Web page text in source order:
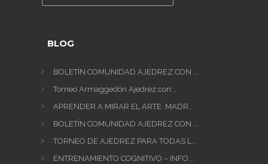
BLOG
BOLETÍN COMUNIDAD AJEDREZ CON ...
Torneo Armaggedón Ajedrez con ...
APRENDER A MIRAR EL ARTE: MADR...
BOLETÍN COMUNIDAD AJEDREZ CON ...
TORNEO DE AJEDREZ PARA TODAS L...
ENTRENAMIENTO COGNITIVO – INFO...